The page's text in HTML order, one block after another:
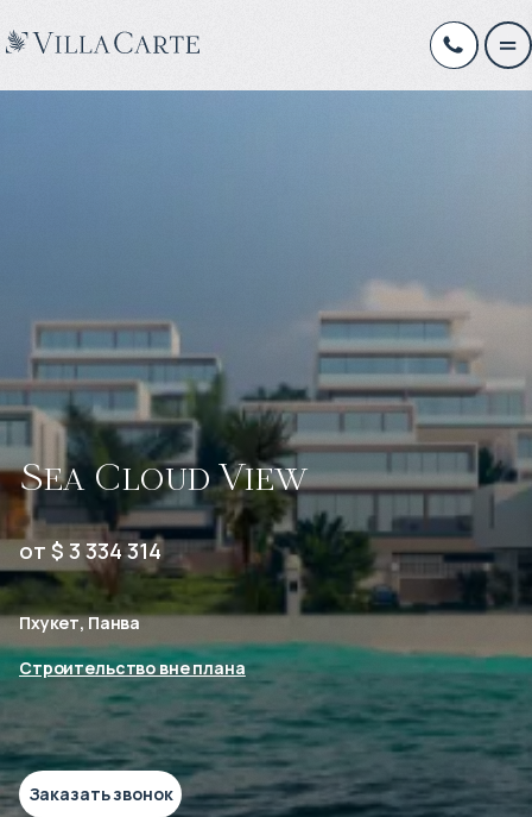
Sea Cloud View
от $ 3 334 314
Пхукет, Панва
Строительство вне плана
Заказать звонок